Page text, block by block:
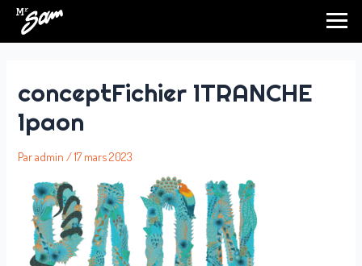
Aller
contenu
conceptFichier 1TRANCHE
1paon
Paradmin /17 mars 2023